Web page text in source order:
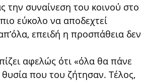
συναίνεση του κοινού στο
εύκολο να αποδεχτεί
επειδή η προσπάθεια δεν
αφελώς ότι «όλα θα πάνε
θυσία που του ζήτησαν. Τέλος,